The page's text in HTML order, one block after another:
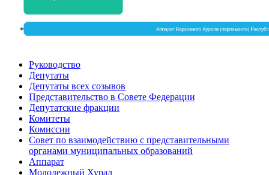
Руководство
Депутаты
Депутаты всех созывов
Представительство в Совете Федерации
Депутатские фракции
Комитеты
Комиссии
Совет по взаимодействию с представительными
органами муниципальных образований
Аппарат
Молодежный Хурал